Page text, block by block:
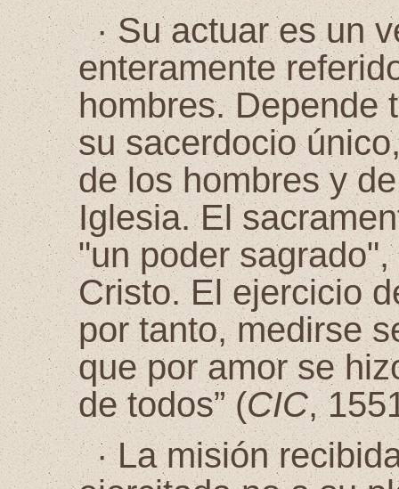
· Su actuar es un
enteramente
hombres. Depende
su sacerdocio
de los hombres y
Iglesia. El
"un poder
Cristo. El ejercicio
por tanto, medirse
que por amor se
de todos” (CIC,
· La misión